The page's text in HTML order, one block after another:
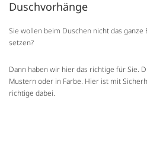
Duschvorhänge
Sie wollen beim Duschen nicht das
setzen?
Dann haben wir hier das richtige für Sie.
Mustern oder in Farbe. Hier ist mit
richtige dabei.